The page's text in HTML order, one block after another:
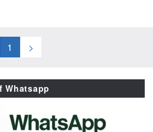
1 >
Whatsapp